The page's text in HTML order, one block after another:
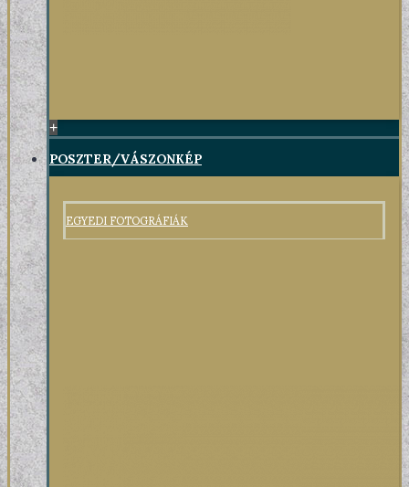
+
POSZTER/VÁSZONKÉP
EGYEDI FOTOGRÁFIÁK